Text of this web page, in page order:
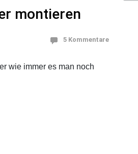
montieren
5 Kommentare
wie immer es man noch